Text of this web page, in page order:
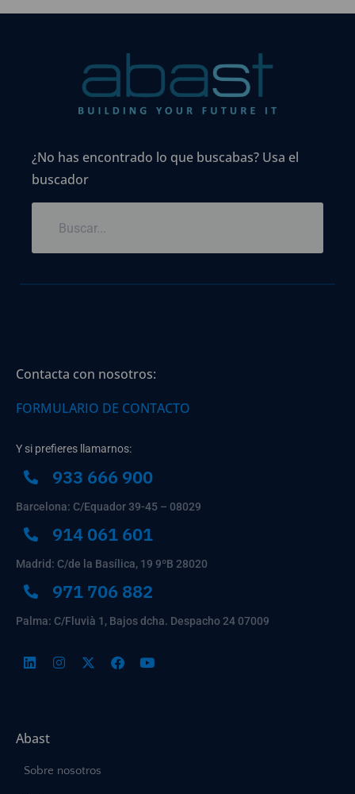
¿No has encontrado lo que buscabas? Usa el
buscador
Contacta con nosotros:
FORMULARIO DE CONTACTO
Y si prefieres llamarnos:
933 666 900
Barcelona: C/Equador 39-45 – 08029
914 061 601
Madrid: C/de la Basílica, 19 9ºB 28020
971 706 882
Palma: C/Fluvià 1, Bajos dcha. Despacho 24 07009
Abast
Sobre nosotros